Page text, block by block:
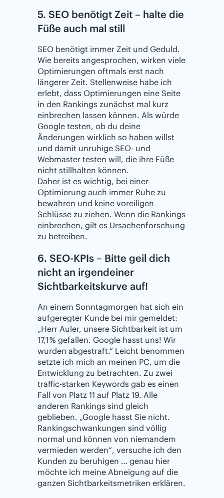
5. SEO benötigt Zeit – halte die
Füße auch mal still
SEO benötigt immer Zeit und Geduld.
Wie bereits angesprochen, wirken viele
Optimierungen oftmals erst nach
längerer Zeit. Stellenweise habe ich
erlebt, dass Optimierungen eine Seite
in den Rankings zunächst mal kurz
einbrechen lassen können. Als würde
Google testen, ob du deine
Änderungen wirklich so haben willst
und damit unruhige SEO- und
Webmaster testen will, die ihre Füße
nicht stillhalten können.
Daher ist es wichtig, bei einer
Optimierung auch immer Ruhe zu
bewahren und keine voreiligen
Schlüsse zu ziehen. Wenn die Rankings
einbrechen, gilt es Ursachenforschung
zu betreiben.
6. SEO-KPIs – Bitte geil dich
nicht an irgendeiner
Sichtbarkeitskurve auf!
An einem Sonntagmorgen hat sich ein
aufgeregter Kunde bei mir gemeldet:
„Herr Auler, unsere Sichtbarkeit ist um
17,1 % gefallen. Google hasst uns! Wir
wurden abgestraft.“ Leicht benommen
setzte ich mich an meinen PC, um die
Entwicklung zu betrachten. Zu zwei
traffic-starken Keywords gab es einen
Fall von Platz 11 auf Platz 19. Alle
anderen Rankings sind gleich
geblieben. „Google hasst Sie nicht.
Rankingschwankungen sind völlig
normal und können von niemandem
vermieden werden“, versuche ich den
Kunden zu beruhigen … genau hier
möchte ich meine Abneigung auf die
ganzen Sichtbarkeitsmetriken erklären.